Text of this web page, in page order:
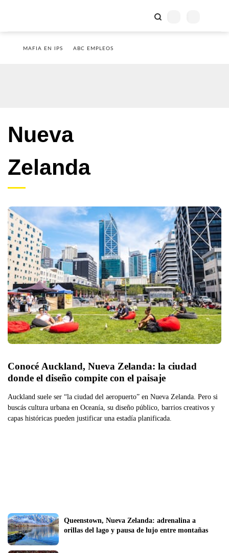
MAFIA EN IPS ABC EMPLEOS
Nueva
Zelanda
Conocé Auckland, Nueva Zelanda: la ciudad
donde el diseño compite con el paisaje
Auckland suele ser “la ciudad del aeropuerto” en Nueva Zelanda. Pero si
buscás cultura urbana en Oceanía, su diseño público, barrios creativos y
capas históricas pueden justificar una estadía planificada.
Queenstown, Nueva Zelanda: adrenalina a
orillas del lago y pausa de lujo entre montañas